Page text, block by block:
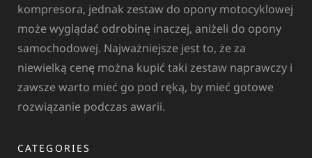
kompresora, jednak zestaw do opony motocyklowej
może wyglądać odrobinę inaczej, aniżeli do opony
samochodowej. Najważniejsze jest to, że za
niewielką cenę można kupić taki zestaw naprawczy i
zawsze warto mieć go pod ręką, by mieć gotowe
rozwiązanie podczas awarii.
CATEGORIES